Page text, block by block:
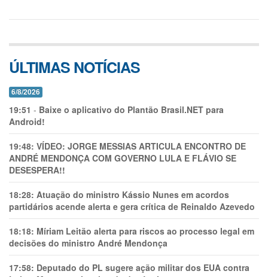
ÚLTIMAS NOTÍCIAS
6/8/2026
19:51 - Baixe o aplicativo do Plantão Brasil.NET para
Android!
19:48: VÍDEO: JORGE MESSIAS ARTICULA ENCONTRO DE
ANDRÉ MENDONÇA COM GOVERNO LULA E FLÁVIO SE
DESESPERA!!
18:28: Atuação do ministro Kássio Nunes em acordos
partidários acende alerta e gera crítica de Reinaldo Azevedo
18:18: Míriam Leitão alerta para riscos ao processo legal em
decisões do ministro André Mendonça
17:58: Deputado do PL sugere ação militar dos EUA contra